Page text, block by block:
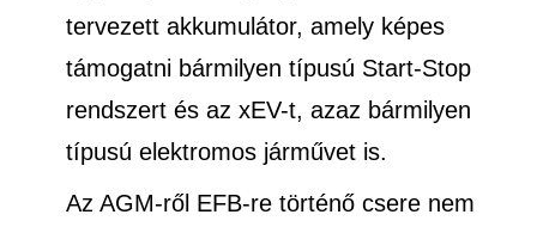
tervezett akkumulátor, amely képes
támogatni bármilyen típusú Start-Stop
rendszert és az xEV-t, azaz bármilyen
típusú elektromos járművet is.
Az AGM-ről EFB-re történő csere nem